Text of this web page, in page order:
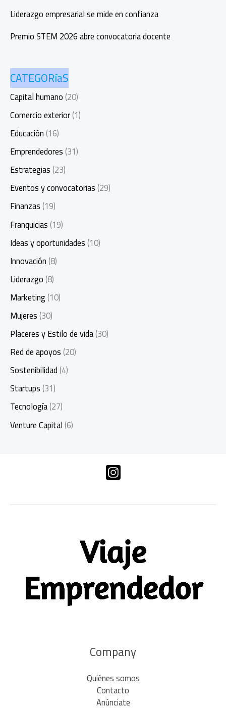
Liderazgo empresarial se mide en confianza
Premio STEM 2026 abre convocatoria docente
CATEGORíaS
Capital humano(20)
Comercio exterior(1)
Educación(16)
Emprendedores(31)
Estrategias(23)
Eventos y convocatorias(29)
Finanzas(19)
Franquicias(19)
Ideas y oportunidades(10)
Innovación(8)
Liderazgo(8)
Marketing(10)
Mujeres(30)
Placeres y Estilo de vida(30)
Red de apoyos(20)
Sostenibilidad(4)
Startups(31)
Tecnología(27)
Venture Capital(6)
Company
Quiénes somos
Contacto
Anúnciate